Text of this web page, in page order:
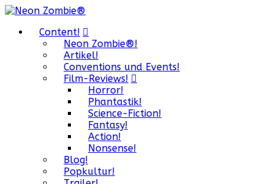
Content!
Neon Zombie®!
Artikel!
Conventions und Events!
Film-Reviews!
Horror!
Phantastik!
Science-Fiction!
Fantasy!
Action!
Nonsense!
Blog!
Popkultur!